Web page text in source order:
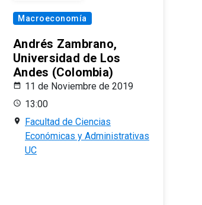
Macroeconomía
Andrés Zambrano,
Universidad de Los
Andes (Colombia)
11 de Noviembre de 2019
13:00
Facultad de Ciencias
Económicas y Administrativas
UC